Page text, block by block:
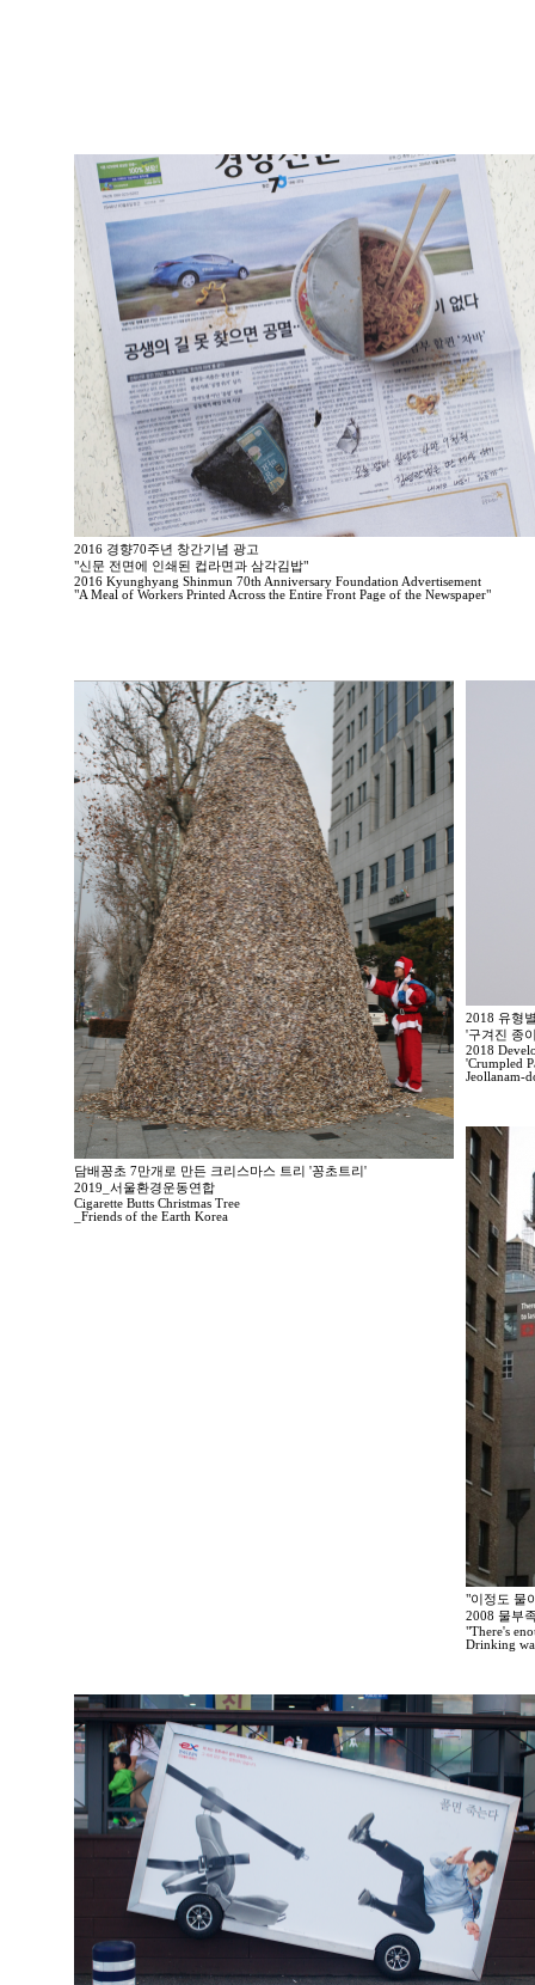
2016 경향70주년 창간기념 광고
"신문 전면에 인쇄된 컵라면과 삼각김밥"
2016 Kyunghyang Shinmun 70th Anniversary Foundation Advertisement
"A Meal of Workers Printed Across the Entire Front Page of the Newspaper"
담배꽁초 7만개로 만든 크리스마스 트리 '꽁초트리'
2019_서울환경운동연합
Cigarette Butts Christmas Tree
_Friends of the Earth Korea
2018 유형
'구겨진 종
2018
'Crumpled
Jeollanam-
"이정도 물
2008 물부
"There's
Drinking